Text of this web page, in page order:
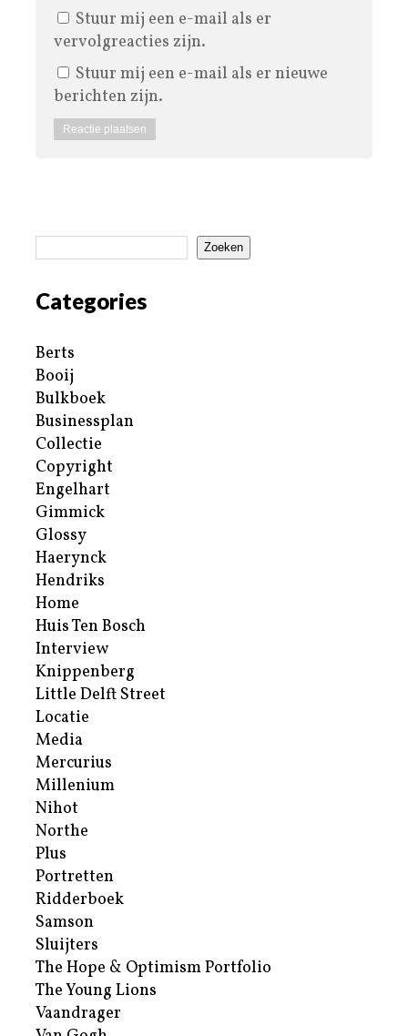
Stuur mij een e-mail als er
vervolgreacties zijn.
Stuur mij een e-mail als er nieuwe
berichten zijn.
Zoeken
Categories
Berts
Booij
Bulkboek
Businessplan
Collectie
Copyright
Engelhart
Gimmick
Glossy
Haerynck
Hendriks
Home
Huis Ten Bosch
Interview
Knippenberg
Little Delft Street
Locatie
Media
Mercurius
Millenium
Nihot
Northe
Plus
Portretten
Ridderboek
Samson
Sluijters
The Hope & Optimism Portfolio
The Young Lions
Vaandrager